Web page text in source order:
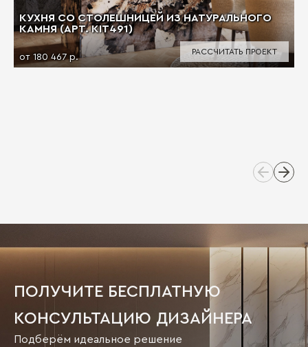
КУХНЯ СО СТОЛЕШНИЦЕЙ ИЗ НАТУРАЛЬНОГО
КАМНЯ (АРТ. KIT491)
от 180 467 р.
РАССЧИТАТЬ ПРОЕКТ
ПОЛУЧИТЕ БЕСПЛАТНУЮ
КОНСУЛЬТАЦИЮ ДИЗАЙНЕРА
Подберём идеальное решение